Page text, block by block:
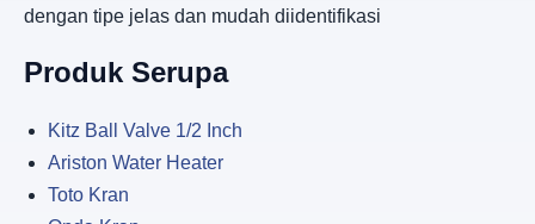
dengan tipe jelas dan mudah diidentifikasi
Produk Serupa
Kitz Ball Valve 1/2 Inch
Ariston Water Heater
Toto Kran